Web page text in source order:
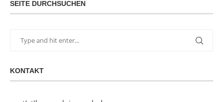
SEITE DURCHSUCHEN
KONTAKT